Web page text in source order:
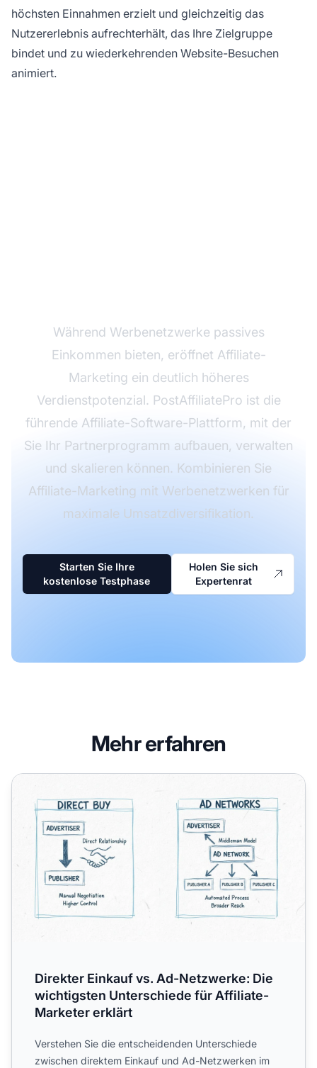
höchsten Einnahmen erzielt und gleichzeitig das
Nutzererlebnis aufrechterhält, das Ihre Zielgruppe
bindet und zu wiederkehrenden Website-Besuchen
animiert.
Während Werbenetzwerke passives
Einkommen bieten, eröffnet Affiliate-
Marketing ein deutlich höheres
Verdienstpotenzial. PostAffiliatePro ist die
führende Affiliate-Software-Plattform, mit der
Sie Ihr Partnerprogramm aufbauen, verwalten
und skalieren können. Kombinieren Sie
Affiliate-Marketing mit Werbenetzwerken für
maximale Umsatzdiversifikation.
Starten Sie Ihre
kostenlose Testphase
Holen Sie sich
Expertenrat
Mehr erfahren
Direkter Einkauf vs. Ad-Netzwerke: Die wichtigsten
Direkter Einkauf vs. Ad-Netzwerke: Die
wichtigsten Unterschiede für Affiliate-
Marketer erklärt
Verstehen Sie die entscheidenden Unterschiede
zwischen direktem Einkauf und Ad-Netzwerken im